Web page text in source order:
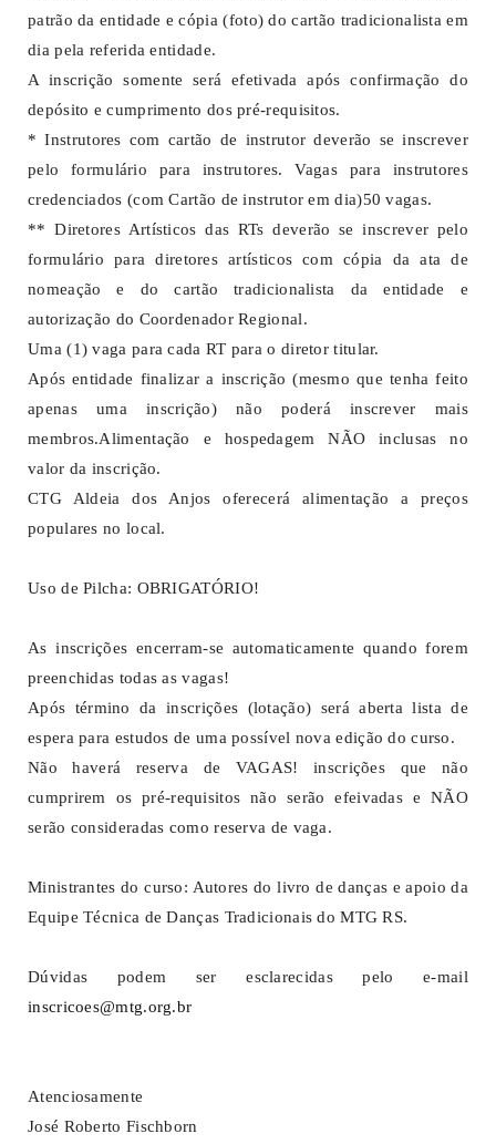
patrão da entidade e cópia (foto) do cartão tradicionalista em
dia pela referida entidade.
A inscrição somente será efetivada após confirmação do
depósito e cumprimento dos pré-requisitos.
* Instrutores com cartão de instrutor deverão se inscrever
pelo formulário para instrutores. Vagas para instrutores
credenciados (com Cartão de instrutor em dia)50 vagas.
** Diretores Artísticos das RTs deverão se inscrever pelo
formulário para diretores artísticos com cópia da ata de
nomeação e do cartão tradicionalista da entidade e
autorização do Coordenador Regional.
Uma (1) vaga para cada RT para o diretor titular.
Após entidade finalizar a inscrição (mesmo que tenha feito
apenas uma inscrição) não poderá inscrever mais
membros.Alimentação e hospedagem NÃO inclusas no
valor da inscrição.
CTG Aldeia dos Anjos oferecerá alimentação a preços
populares no local.
Uso de Pilcha: OBRIGATÓRIO!
As inscrições encerram-se automaticamente quando forem
preenchidas todas as vagas!
Após término da inscrições (lotação) será aberta lista de
espera para estudos de uma possível nova edição do curso.
Não haverá reserva de VAGAS! inscrições que não
cumprirem os pré-requisitos não serão efeivadas e NÃO
serão consideradas como reserva de vaga.
Ministrantes do curso: Autores do livro de danças e apoio da
Equipe Técnica de Danças Tradicionais do MTG RS.
Dúvidas podem ser esclarecidas pelo e-mail
inscricoes@mtg.org.br
Atenciosamente
José Roberto Fischborn